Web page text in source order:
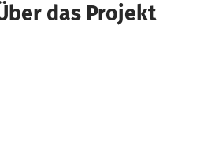
das Projekt